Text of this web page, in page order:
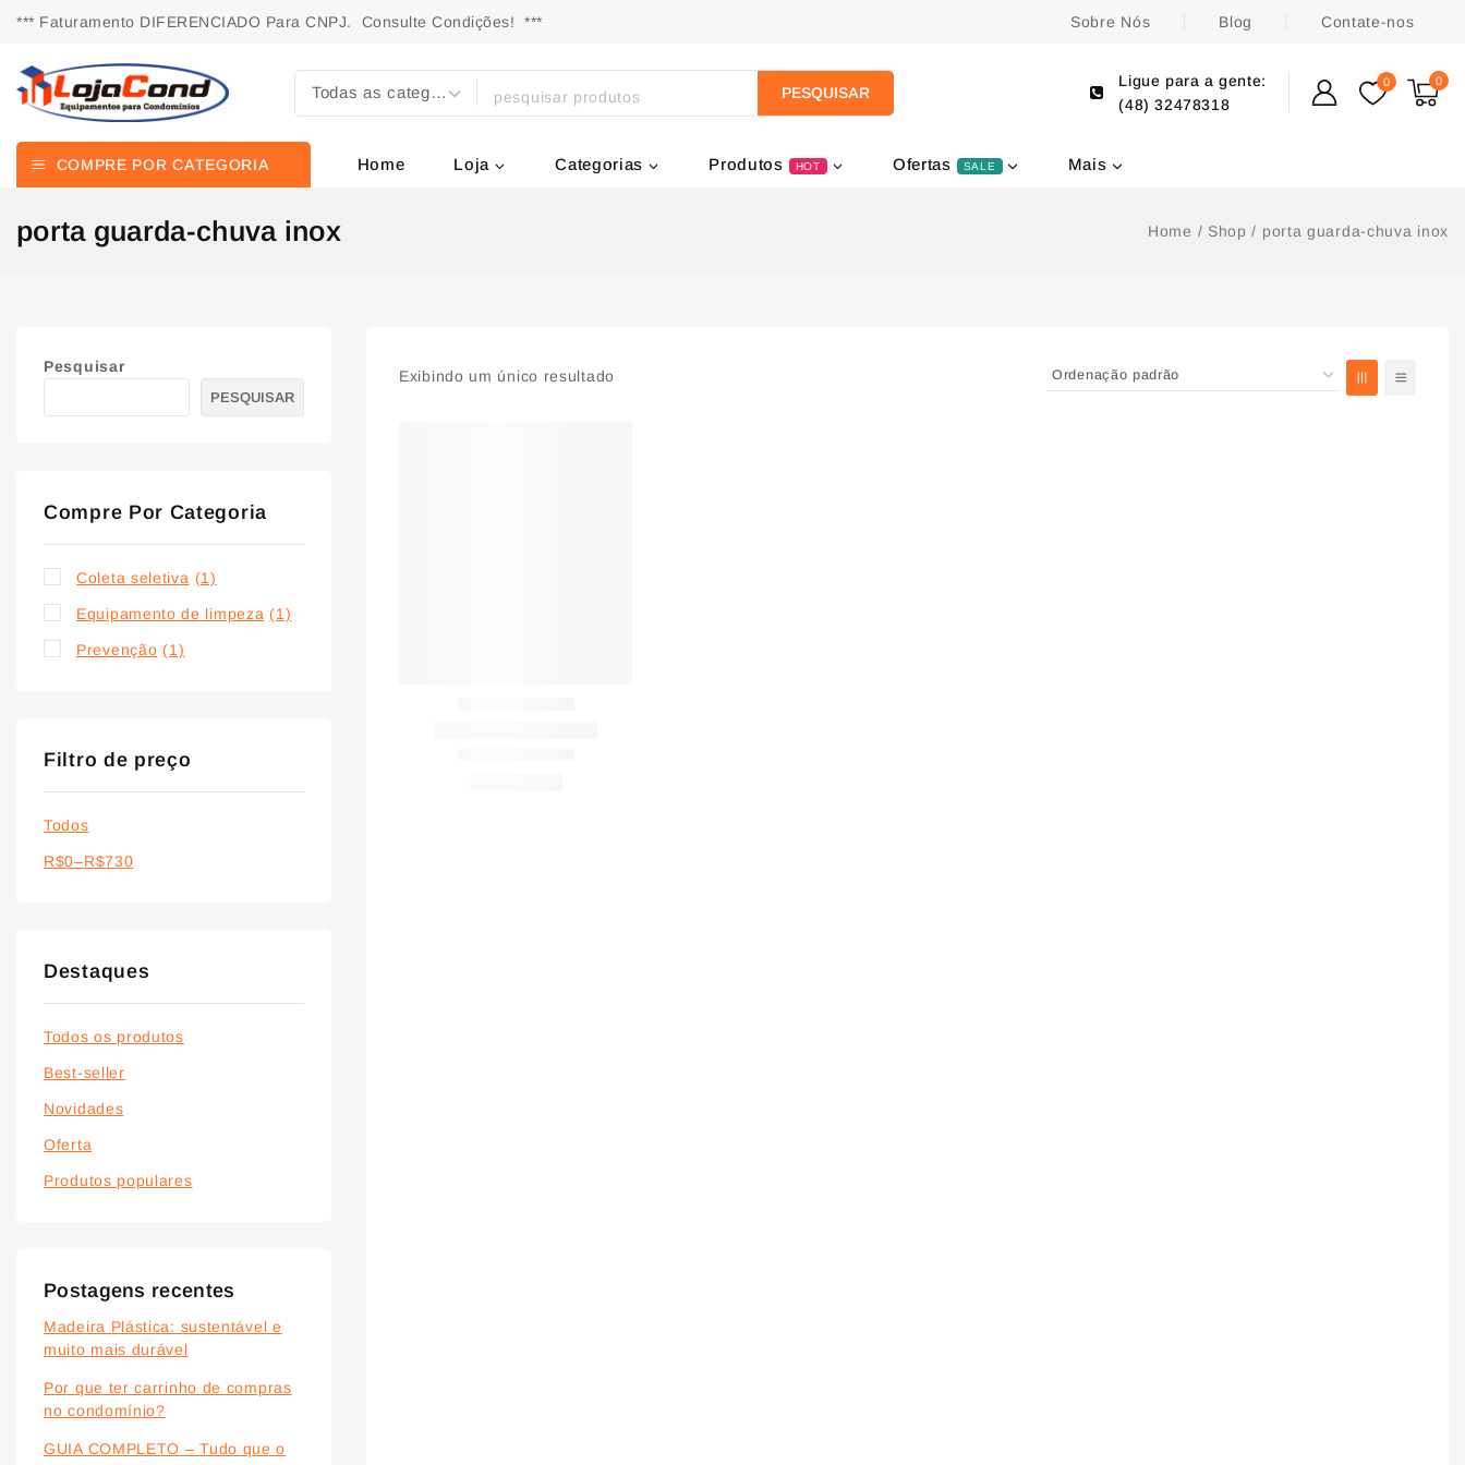
*** Faturamento DIFERENCIADO Para CNPJ. Consulte Condições! *** Sobre Nós Blog Contate-nos
PESQUISAR
Ligue para a gente:
(48) 32478318
0 0
COMPRE POR CATEGORIA Home Loja Categorias Produtos HOT Ofertas SALE Mais
Home / Shop / porta guarda-chuva inox
porta guarda-chuva inox
Exibindo um único resultado
Pesquisar
PESQUISAR
Compre Por Categoria
Coleta seletiva (1)
Equipamento de limpeza (1)
Prevenção (1)
Filtro de preço
Todos
R$0–R$730
Destaques
Todos os produtos
Best-seller
Novidades
Oferta
Produtos populares
Postagens recentes
Madeira Plástica: sustentável e
muito mais durável
Por que ter carrinho de compras
no condomínio?
GUIA COMPLETO – Tudo que o